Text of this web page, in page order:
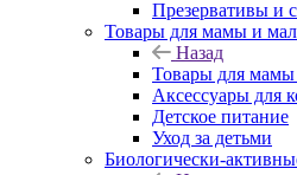
Презервативы и
Товары для мамы и
Назад
Товары для
Аксессуары для
Детское питание
Уход за детьми
Биологически-